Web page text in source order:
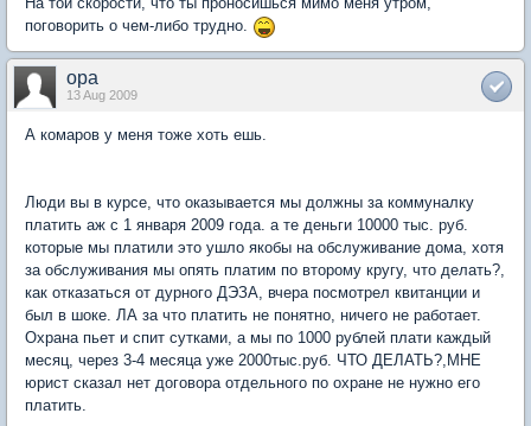
поговорить о чем-либо трудно.
opa
13 Aug 2009
А комаров у меня тоже хоть ешь.
Люди вы в курсе, что оказывается мы должны за коммуналку
платить аж с 1 января 2009 года. а те деньги 10000 тыс. руб.
которые мы платили это ушло якобы на обслуживание дома, хотя
за обслуживания мы опять платим по второму кругу, что делать?,
как отказаться от дурного ДЭЗА, вчера посмотрел квитанции и
был в шоке. ЛА за что платить не понятно, ничего не работает.
Охрана пьет и спит сутками, а мы по 1000 рублей плати каждый
месяц, через 3-4 месяца уже 2000тыс.руб. ЧТО ДЕЛАТЬ?,МНЕ
юрист сказал нет договора отдельного по охране не нужно его
платить.